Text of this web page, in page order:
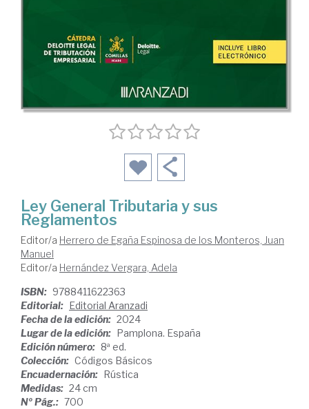
Ley General Tributaria y sus
Reglamentos
Editor/a Herrero de Egaña Espinosa de los Monteros, Juan
Manuel
Editor/a Hernández Vergara, Adela
ISBN: 9788411622363
Editorial: Editorial Aranzadi
Fecha de la edición: 2024
Lugar de la edición: Pamplona. España
Edición número: 8ª ed.
Colección: Códigos Básicos
Encuadernación: Rústica
Medidas: 24 cm
Nº Pág.: 700